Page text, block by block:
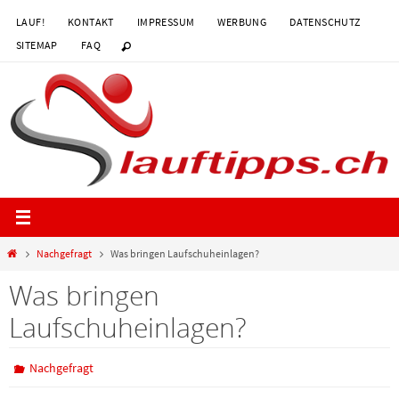
Zum
Inhalt
LAUF! KONTAKT IMPRESSUM WERBUNG
DATENSCHUTZ
SITEMAP
FAQ
StartNachgefragt Was bringen Laufschuheinlagen?
Was bringen
Laufschuheinlagen?
Nachgefragt